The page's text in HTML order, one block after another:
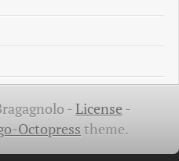
-License -
Octopress theme.